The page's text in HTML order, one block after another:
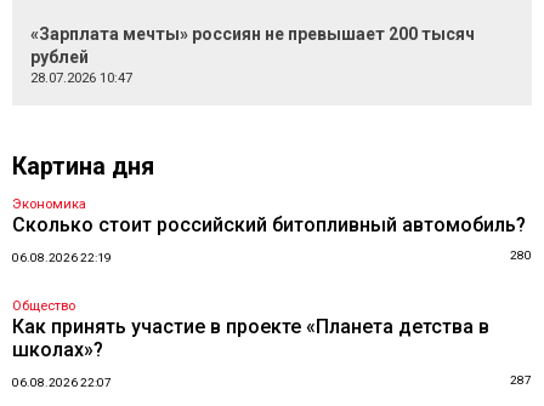
«Зарплата мечты» россиян не превышает 200 тысяч
рублей
28.07.2026 10:47
Картина дня
Экономика
Сколько стоит российский битопливный автомобиль?
06.08.2026 22:19 280
Общество
Как принять участие в проекте «Планета детства в
школах»?
06.08.2026 22:07 287